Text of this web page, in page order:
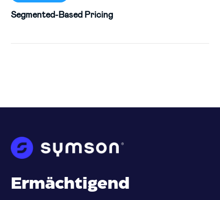
Segmented-Based Pricing
Ermächtigend